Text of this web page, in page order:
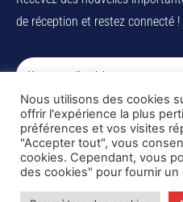
de réception et restez connecté !
I've read and accept thePrivacy
Copyright ©
Nous utilisons des cookies
offrir l'expérience la plus
préférences et vos visites
"Accepter tout", vous
cookies. Cependant, vous
des cookies" pour fournir